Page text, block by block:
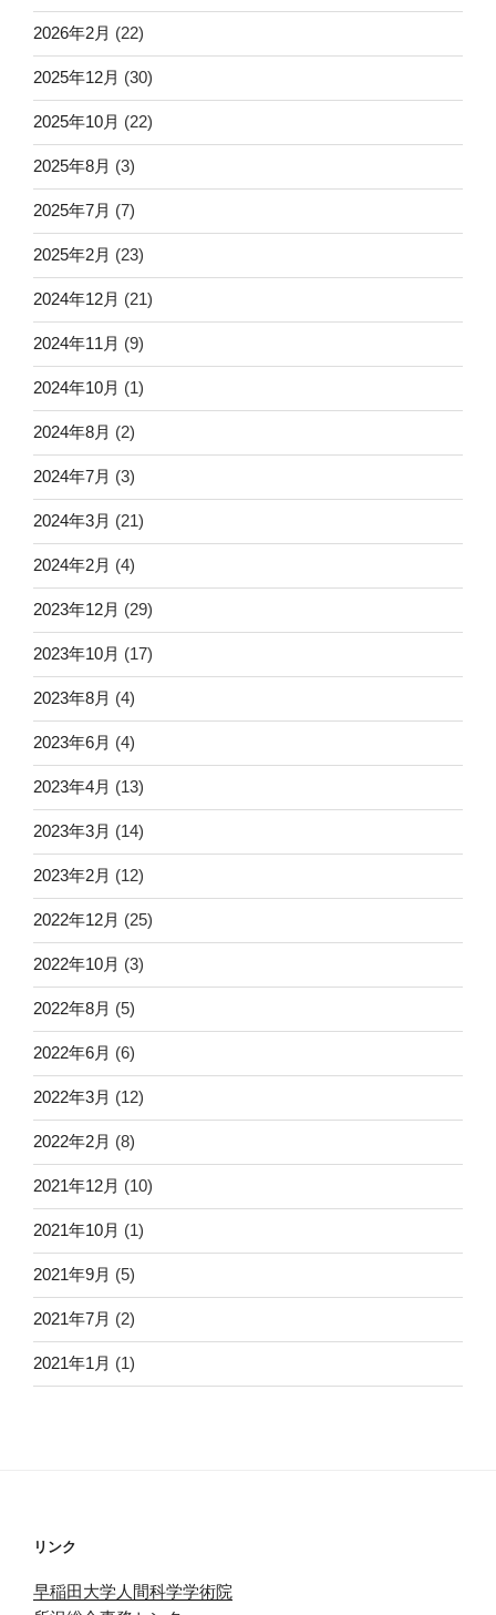
2026年2月 (22)
2025年12月 (30)
2025年10月 (22)
2025年8月 (3)
2025年7月 (7)
2025年2月 (23)
2024年12月 (21)
2024年11月 (9)
2024年10月 (1)
2024年8月 (2)
2024年7月 (3)
2024年3月 (21)
2024年2月 (4)
2023年12月 (29)
2023年10月 (17)
2023年8月 (4)
2023年6月 (4)
2023年4月 (13)
2023年3月 (14)
2023年2月 (12)
2022年12月 (25)
2022年10月 (3)
2022年8月 (5)
2022年6月 (6)
2022年3月 (12)
2022年2月 (8)
2021年12月 (10)
2021年10月 (1)
2021年9月 (5)
2021年7月 (2)
2021年1月 (1)
リンク
早稲田大学人間科学学術院